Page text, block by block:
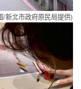
新北市政府原民局提供)